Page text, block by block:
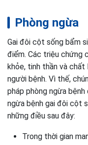
Phòng ngừa
Gai đôi cột sống bẩm
điểm. Các triệu chứng
khỏe, tinh thần và chất
người bệnh. Vì thế,
pháp phòng ngừa
ngừa bệnh gai đôi cột
những điều sau đây:
Trong thời gian